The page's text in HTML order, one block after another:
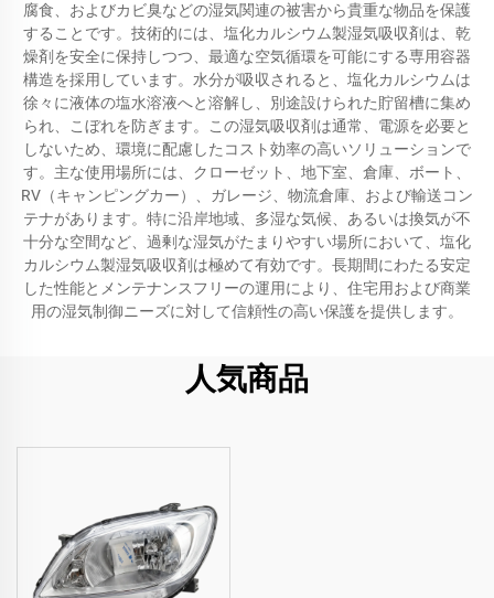
腐食、およびカビ臭などの湿気関連の被害から貴重な物品を保護
することです。技術的には、塩化カルシウム製湿気吸収剤は、乾
燥剤を安全に保持しつつ、最適な空気循環を可能にする専用容器
構造を採用しています。水分が吸収されると、塩化カルシウムは
徐々に液体の塩水溶液へと溶解し、別途設けられた貯留槽に集め
られ、こぼれを防ぎます。この湿気吸収剤は通常、電源を必要と
しないため、環境に配慮したコスト効率の高いソリューションで
す。主な使用場所には、クローゼット、地下室、倉庫、ボート、
RV（キャンピングカー）、ガレージ、物流倉庫、および輸送コン
テナがあります。特に沿岸地域、多湿な気候、あるいは換気が不
十分な空間など、過剰な湿気がたまりやすい場所において、塩化
カルシウム製湿気吸収剤は極めて有効です。長期間にわたる安定
した性能とメンテナンスフリーの運用により、住宅用および商業
用の湿気制御ニーズに対して信頼性の高い保護を提供します。
人気商品